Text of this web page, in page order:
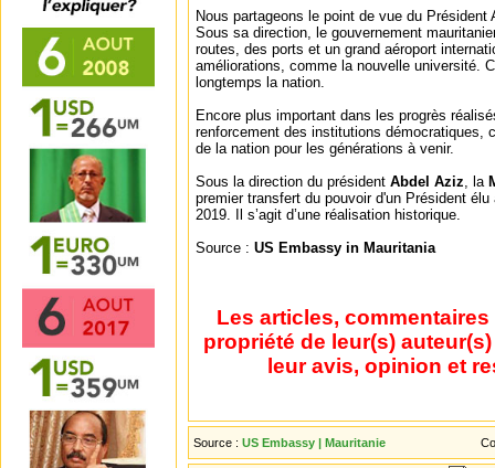
Nous partageons le point de vue du
Sous sa direction, le gouvernement
routes, des ports et un grand aéroport
améliorations, comme la nouvelle université.
longtemps la nation.
Encore plus important dans les progrès
renforcement des institutions démocratiques,
de la nation pour les générations à venir.
Sous la direction du président Abdel Aziz, la
premier transfert du pouvoir d'un Président
2019. Il s’agit d’une réalisation historique.
Source : US Embassy in Mauritania
Les articles,
propriété de leur(s)
leur avis, opinion et
Source : US Embassy | Mauritanie